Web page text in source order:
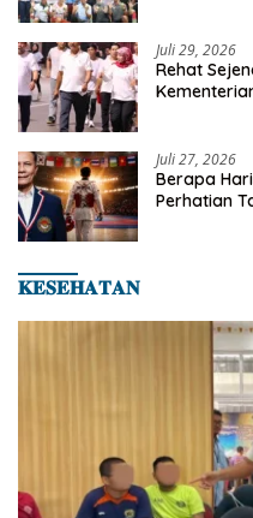
Juli 29, 2026
Rehat
Juli 27, 2026
Berapa
Perhatian
𝐊𝐄𝐒𝐄𝐇𝐀𝐓𝐀𝐍